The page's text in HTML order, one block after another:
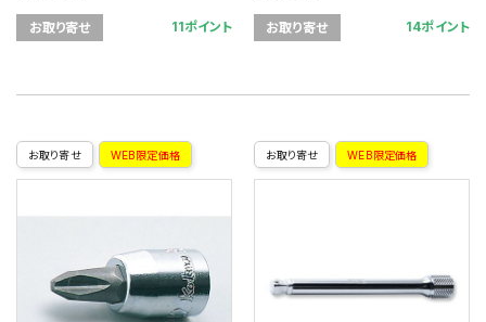
お取り寄せ 11ポイント お取り寄せ 14ポイント
お取り寄せ WEB限定価格 お取り寄せ WEB限定価格